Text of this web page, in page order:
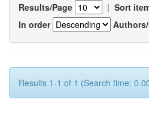
Results/Page | Sort
In order
Results 1-1 of 1 (Search time: